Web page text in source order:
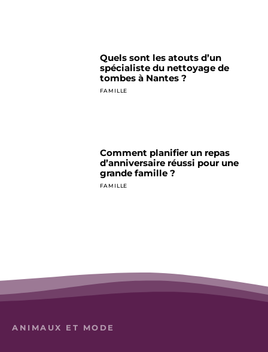
Quels sont les atouts d’un
spécialiste du nettoyage de
tombes à Nantes ?
FAMILLE
Comment planifier un repas
d’anniversaire réussi pour une
grande famille ?
FAMILLE
ANIMAUX ET MODE